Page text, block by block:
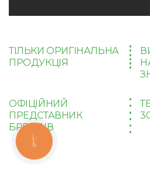
ТІЛЬКИ ОРИГІНАЛЬНА
ПРОДУКЦІЯ
ОФІЦІЙНИЙ
ПРЕДСТАВНИК
БРЕНДІВ
КНОПКА
ЗВ'ЯЗКУ